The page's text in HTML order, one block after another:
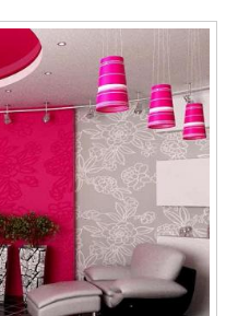
Потолок на кухне
Потолок в квартиру